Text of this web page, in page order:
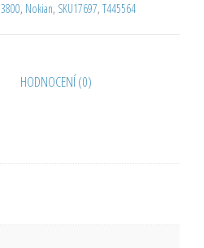
, Nokian, SKU17697, T445564
HODNOCENÍ (0)